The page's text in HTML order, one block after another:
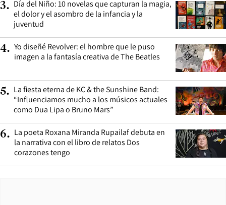
3. Día del Niño: 10 novelas que capturan la magia,
el dolor y el asombro de la infancia y la
juventud
4. Yo diseñé Revolver: el hombre que le puso
imagen a la fantasía creativa de The Beatles
5. La fiesta eterna de KC & the Sunshine Band:
“Influenciamos mucho a los músicos actuales
como Dua Lipa o Bruno Mars”
6. La poeta Roxana Miranda Rupailaf debuta en
la narrativa con el libro de relatos Dos
corazones tengo